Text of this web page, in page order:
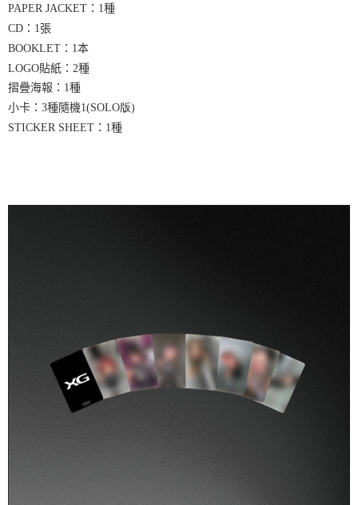
是否繳費成功／繳費後需取消欲退款等相關疑問，請聯繫「AFTEE先享後付
客戶支援中心」
【注意事項】
１．透過由恩沛科技股份有限公司提供之「AFTEE先享後付」服務完成之交
權轉讓予恩沛科技股份有限公司。
２．關於個人資料處理事宜，請瀏覽以下網址：
https://aftee.tw/terms/#terms3
３．未成年的使用者請事先徵得法定代理人或監護人之同意方可使用
請求用戶進行身份認證。
每筆NT$60，滿NT$1,599(含以上)免運費
新竹貨運
每筆NT$90
宅配 (離島)
每筆NT$200
PAPER JACKET ： 1種
CD ： 1張
BOOKLET ： 1本
LOGO貼紙： 2種
摺疊海報： 1 種
小卡： 3種隨機1(SOLO版)
STICKER SHEET ： 1種